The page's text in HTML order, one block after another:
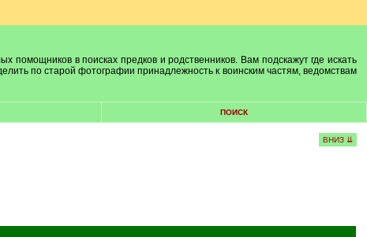
помощников в поисках предков и родственников. Вам подскажут где искать
по старой фотографии принадлежность к воинским частям, ведомствам
ПОИСК
ВНИЗ ⇊